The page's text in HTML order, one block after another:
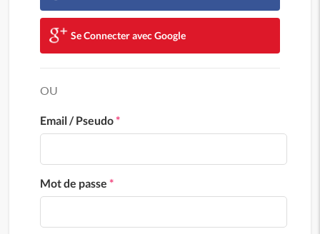
Se Connecter avec Google
OU
Email / Pseudo*
Mot de passe *